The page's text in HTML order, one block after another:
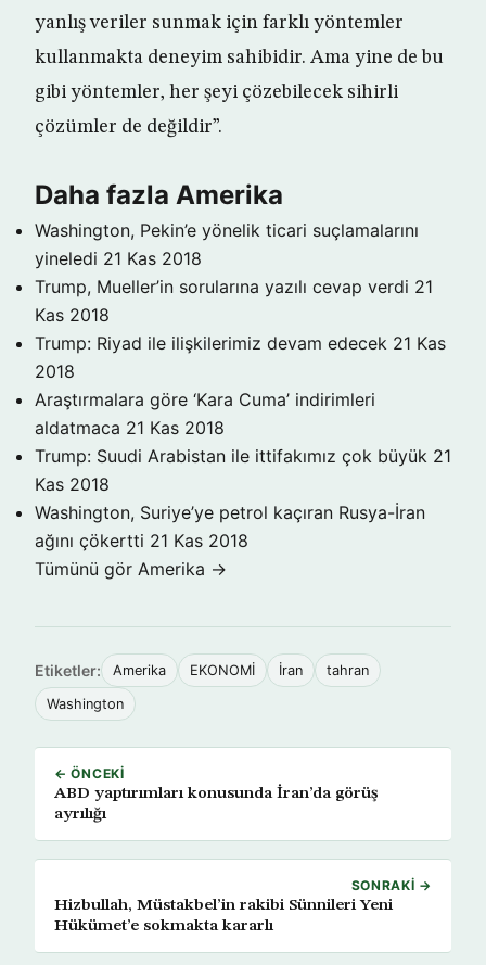
yanlış veriler sunmak için farklı yöntemler
kullanmakta deneyim sahibidir. Ama yine de bu
gibi yöntemler, her şeyi çözebilecek sihirli
çözümler de değildir”.
Daha fazla Amerika
Washington, Pekin’e yönelik ticari suçlamalarını
yineledi 21 Kas 2018
Trump, Mueller’in sorularına yazılı cevap verdi 21
Kas 2018
Trump: Riyad ile ilişkilerimiz devam edecek 21 Kas
2018
Araştırmalara göre ‘Kara Cuma’ indirimleri
aldatmaca 21 Kas 2018
Trump: Suudi Arabistan ile ittifakımız çok büyük 21
Kas 2018
Washington, Suriye’ye petrol kaçıran Rusya-İran
ağını çökertti 21 Kas 2018
Tümünü gör Amerika →
Etiketler: Amerika EKONOMİ İran tahran
Washington
← ÖNCEKI
ABD yaptırımları konusunda İran’da görüş
ayrılığı
SONRAKI →
Hizbullah, Müstakbel’in rakibi Sünnileri Yeni
Hükümet’e sokmakta kararlı